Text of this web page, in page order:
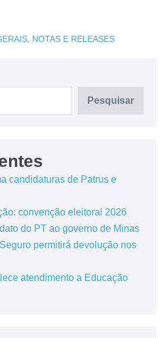
NOTAS E RELEASES
Pesquisar
candidaturas de Patrus e
convenção eleitoral 2026
do PT ao governo de Minas
permitirá devolução nos
atendimento a Educação